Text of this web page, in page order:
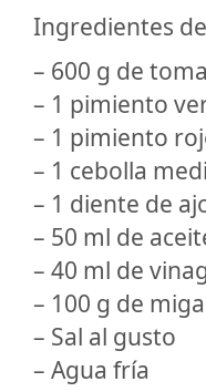
Ingredientes
– 600 g de
– 1 pimiento
– 1 pimiento
– 1 cebolla
– 1 diente de
– 50 ml de
– 40 ml de
– 100 g de
– Sal al gusto
– Agua fría